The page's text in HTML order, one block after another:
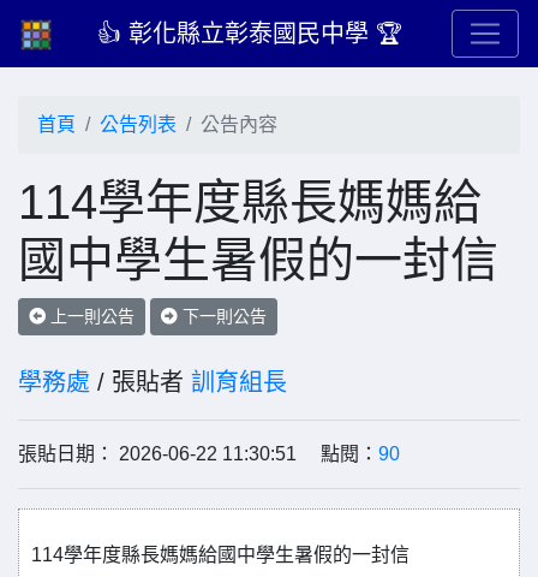
👍 彰化縣立彰泰國民中學 🏆
首頁 公告列表 公告內容
114學年度縣長媽媽給
國中學生暑假的一封信
上一則公告 下一則公告
學務處 / 張貼者 訓育組長
張貼日期： 2026-06-22 11:30:51 點閱： 90
114學年度縣長媽媽給國中學生暑假的一封信